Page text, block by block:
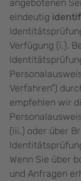
angebotenen
eindeutig
Verfügung (i.).
Verfahren")
empfehlen wir
(iii.) oder über
Wenn Sie über
und Anfragen